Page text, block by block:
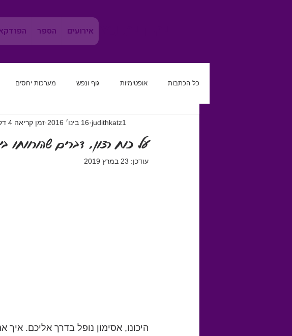
אירועים הספר
כל הכתבות אופטימיות גוף ונפש מערכות יחסים
להגביר את הטוב מערכות יחסים
על כוח רצון, דברים שהורווחו
judithkatz1 16 בינו׳ 2016 זמן קריאה 4 דקות
עודכן: 23 במרץ 2019
היכונו, אסימון נופל בדרך אליכם.